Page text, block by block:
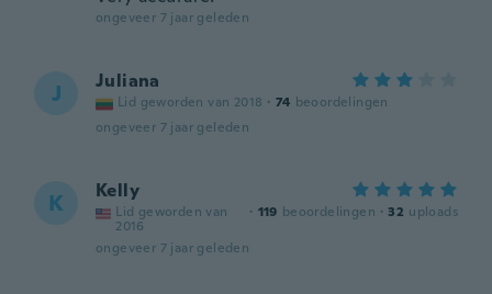
ongeveer 7 jaar geleden
J Juliana
Lid geworden van 2018 · 74 beoordelingen
ongeveer 7 jaar geleden
K Kelly
Lid geworden van
2016
· 119 beoordelingen · 32 uploads
ongeveer 7 jaar geleden